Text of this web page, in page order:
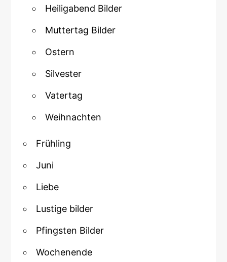
Heiligabend Bilder
Muttertag Bilder
Ostern
Silvester
Vatertag
Weihnachten
Frühling
Juni
Liebe
Lustige bilder
Pfingsten Bilder
Wochenende